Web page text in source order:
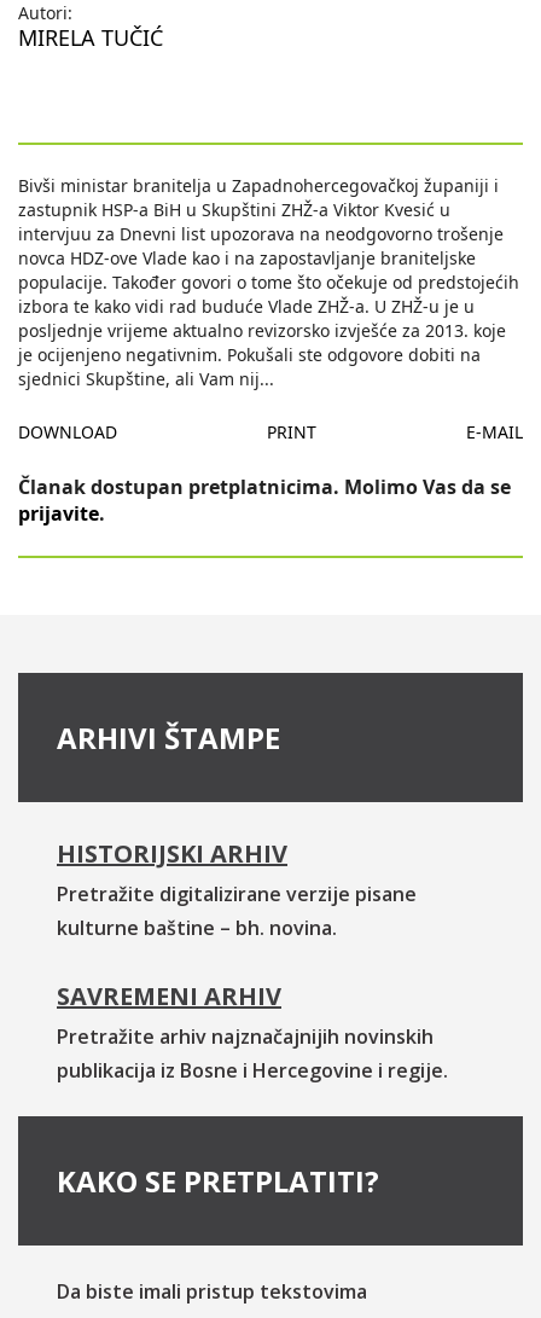
Autori:
MIRELA TUČIĆ
Bivši ministar branitelja u Zapadnohercegovačkoj županiji i
zastupnik HSP-a BiH u Skupštini ZHŽ-a Viktor Kvesić u
intervjuu za Dnevni list upozorava na neodgovorno trošenje
novca HDZ-ove Vlade kao i na zapostavljanje braniteljske
populacije. Također govori o tome što očekuje od predstojećih
izbora te kako vidi rad buduće Vlade ZHŽ-a. U ZHŽ-u je u
posljednje vrijeme aktualno revizorsko izvješće za 2013. koje
je ocijenjeno negativnim. Pokušali ste odgovore dobiti na
sjednici Skupštine, ali Vam nij...
DOWNLOAD PRINT E-MAIL
Članak dostupan pretplatnicima. Molimo Vas da se
prijavite.
ARHIVI ŠTAMPE
HISTORIJSKI ARHIV
Pretražite digitalizirane verzije pisane
kulturne baštine – bh. novina.
SAVREMENI ARHIV
Pretražite arhiv najznačajnijih novinskih
publikacija iz Bosne i Hercegovine i regije.
KAKO SE PRETPLATITI?
Da biste imali pristup tekstovima